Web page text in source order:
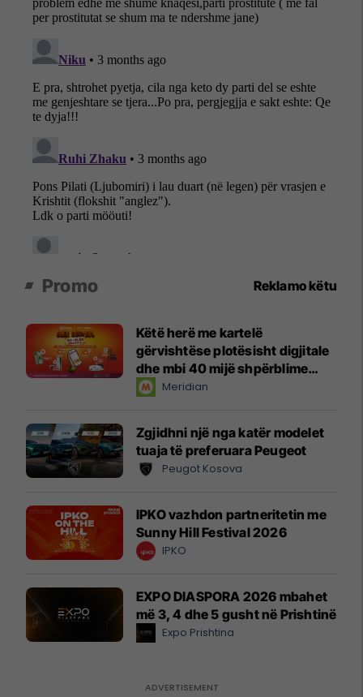
Promo Reklamo këtu
Këtë herë me kartelë
gërvishtëse plotësisht digjitale
dhe mbi 40 mijë shpërblime
instant!Meridian
Zgjidhni një nga katër modelet
tuaja të preferuara Peugeot
Peugot Kosova
IPKO vazhdon partneritetin me
Sunny Hill Festival 2026
IPKO
EXPO DIASPORA 2026 mbahet
më 3, 4 dhe 5 gusht në Prishtinë
Expo Prishtina